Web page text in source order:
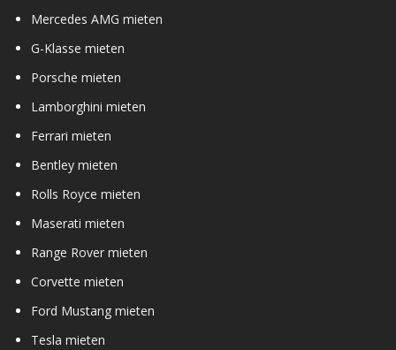
Mercedes AMG mieten
G-Klasse mieten
Porsche mieten
Lamborghini mieten
Ferrari mieten
Bentley mieten
Rolls Royce mieten
Maserati mieten
Range Rover mieten
Corvette mieten
Ford Mustang mieten
Tesla mieten